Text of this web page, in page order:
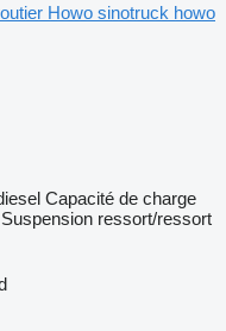
Howo sinotruck howo
Capacité de charge
Suspension ressort/ressort